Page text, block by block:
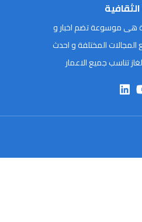
هى موسوعة تضم اخبار و
المختلفة و احدث
تناسب جميع الاعمار